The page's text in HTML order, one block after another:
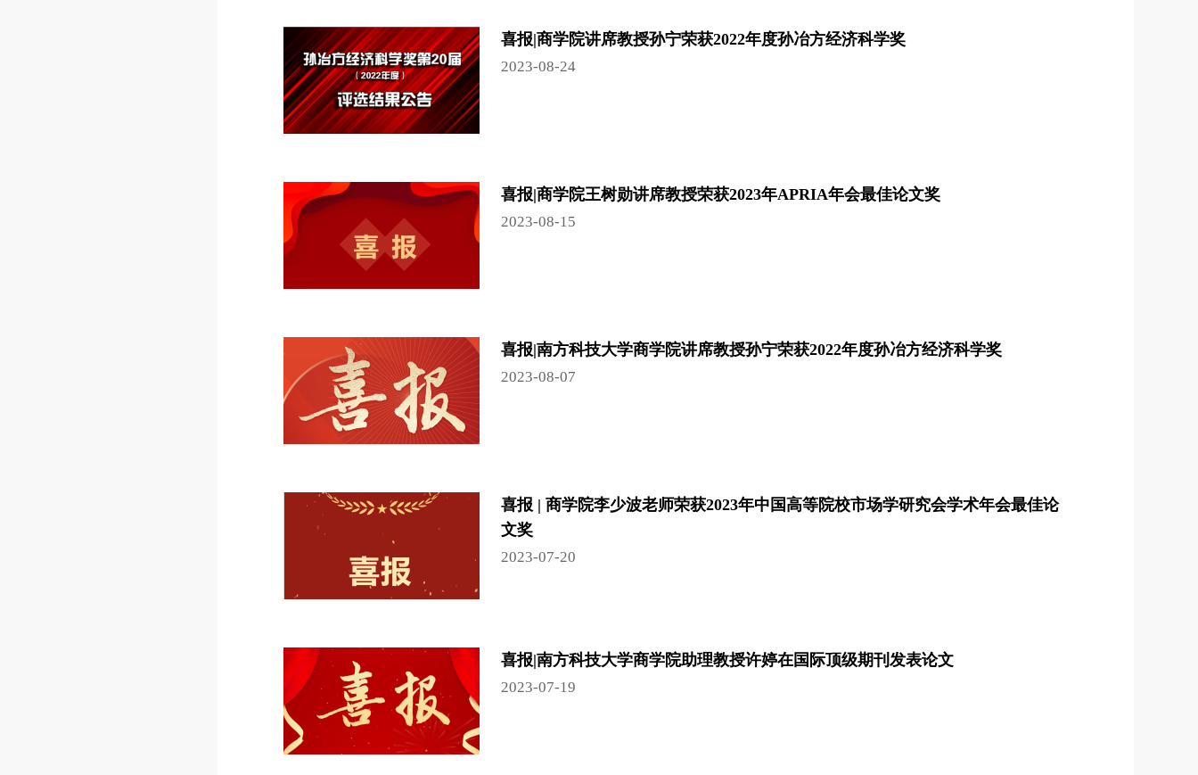
喜报|商学院讲席教授孙宁荣获2022年度孙冶方经济科学奖
2023-08-24
喜报|商学院王树勋讲席教授荣获2023年APRIA年会最佳论文奖
2023-08-15
喜报|南方科技大学商学院讲席教授孙宁荣获2022年度孙冶方经济科学奖
2023-08-07
喜报 | 商学院李少波老师荣获2023年中国高等院校市场学研究会学术年会最佳论
文奖
2023-07-20
喜报|南方科技大学商学院助理教授许婷在国际顶级期刊发表论文
2023-07-19